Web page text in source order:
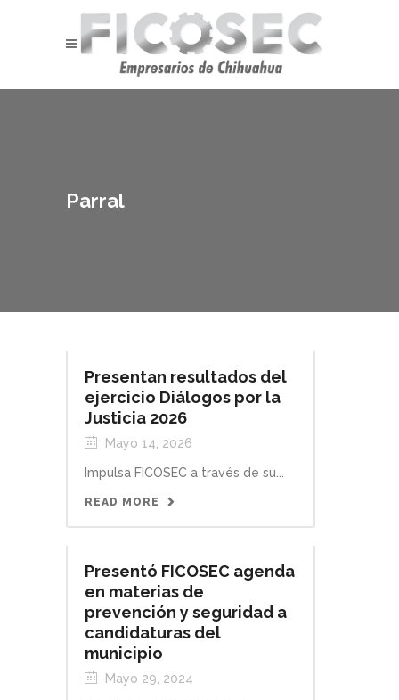
Parral
Presentan resultados del
ejercicio Diálogos por la
Justicia 2026
Mayo 14, 2026
Impulsa FICOSEC a través de su...
READ MORE
Presentó FICOSEC agenda
en materias de
prevención y seguridad a
candidaturas del
municipio
Mayo 29, 2024